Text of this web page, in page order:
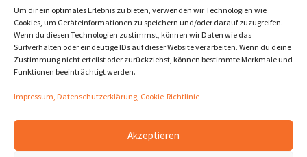
Um dir ein optimales Erlebnis zu bieten, verwenden wir Technologien wie
Cookies, um Geräteinformationen zu speichern und/oder darauf zuzugreifen.
Wenn du diesen Technologien zustimmst, können wir Daten wie das
Surfverhalten oder eindeutige IDs auf dieser Website verarbeiten. Wenn du deine
Zustimmung nicht erteilst oder zurückziehst, können bestimmte Merkmale und
Funktionen beeinträchtigt werden.
Impressum, Datenschutzerklärung, Cookie-Richtlinie
Akzeptieren
Diese Website ist als Teil des Projektes "Wachsen lassen
- Raum geben" entstanden.>>>
© 2026LernOrtVerbund– Alle Rechte vorbehalten